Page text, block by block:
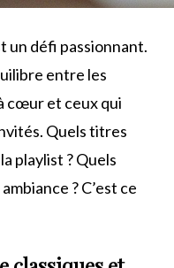
un défi passionnant.
entre les
cœur et ceux qui
Quels titres
playlist ? Quels
? C’est ce